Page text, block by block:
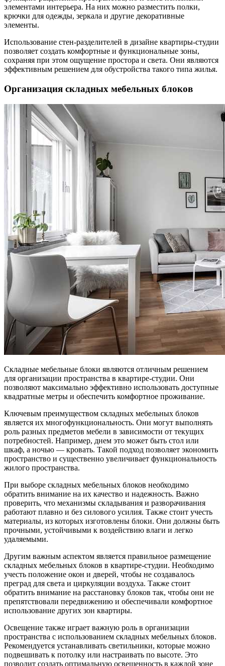
элементами интерьера. На них можно разместить полки,
крючки для одежды, зеркала и другие декоративные
элементы.
Использование стен-разделителей в дизайне квартиры-студии
позволяет создать комфортные и функциональные зоны,
сохраняя при этом ощущение простора и света. Они являются
эффективным решением для обустройства такого типа жилья.
Организация складных мебельных блоков
Складные мебельные блоки являются отличным решением
для организации пространства в квартире-студии. Они
позволяют максимально эффективно использовать доступные
квадратные метры и обеспечить комфортное проживание.
Ключевым преимуществом складных мебельных блоков
является их многофункциональность. Они могут выполнять
роль разных предметов мебели в зависимости от текущих
потребностей. Например, днем это может быть стол или
шкаф, а ночью — кровать. Такой подход позволяет экономить
пространство и существенно увеличивает функциональность
жилого пространства.
При выборе складных мебельных блоков необходимо
обратить внимание на их качество и надежность. Важно
проверить, что механизмы складывания и разворачивания
работают плавно и без силового усилия. Также стоит учесть
материалы, из которых изготовлены блоки. Они должны быть
прочными, устойчивыми к воздействию влаги и легко
удаляемыми.
Другим важным аспектом является правильное размещение
складных мебельных блоков в квартире-студии. Необходимо
учесть положение окон и дверей, чтобы не создавалось
преград для света и циркуляции воздуха. Также стоит
обратить внимание на расстановку блоков так, чтобы они не
препятствовали передвижению и обеспечивали комфортное
использование других зон квартиры.
Освещение также играет важную роль в организации
пространства с использованием складных мебельных блоков.
Рекомендуется устанавливать светильники, которые можно
подвешивать к потолку или настраивать по высоте. Это
позволит создать оптимальную освещенность в каждой зоне